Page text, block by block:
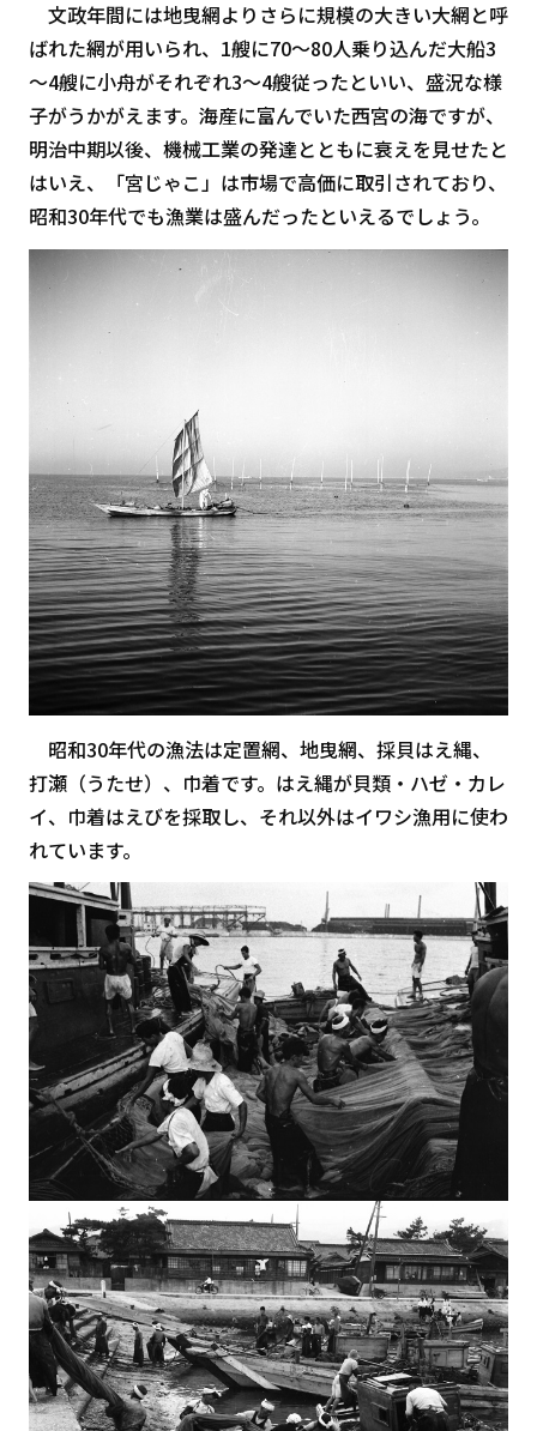
文政年間には地曳網よりさらに規模の大きい大網と呼
ばれた網が用いられ、1艘に70～80人乗り込んだ大船3
～4艘に小舟がそれぞれ3～4艘従ったといい、盛況な様
子がうかがえます。海産に富んでいた西宮の海ですが、
明治中期以後、機械工業の発達とともに衰えを見せたと
はいえ、「宮じゃこ」は市場で高価に取引されており、
昭和30年代でも漁業は盛んだったといえるでしょう。
昭和30年代の漁法は定置網、地曳網、採貝はえ縄、
打瀬（うたせ）、巾着です。はえ縄が貝類・ハゼ・カレ
イ、巾着はえびを採取し、それ以外はイワシ漁用に使わ
れています。